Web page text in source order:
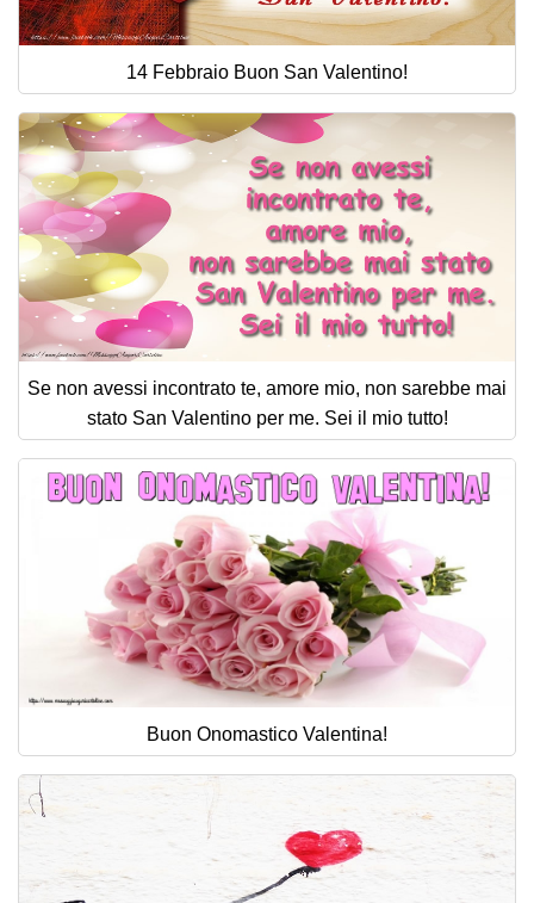
14 Febbraio Buon San Valentino!
Se non avessi incontrato te, amore mio, non sarebbe mai
stato San Valentino per me. Sei il mio tutto!
Buon Onomastico Valentina!